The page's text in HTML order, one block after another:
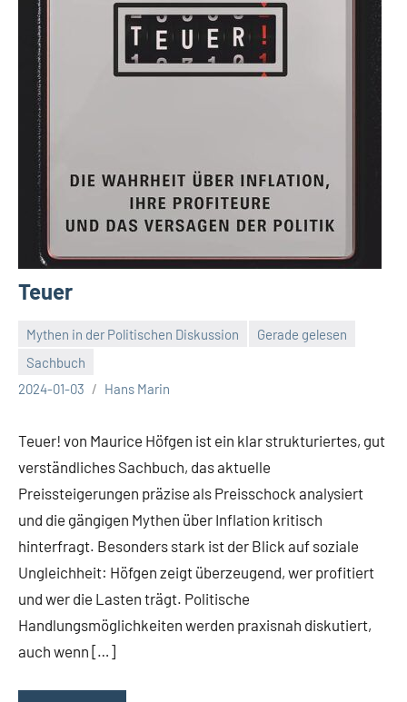
Teuer
Mythen in der Politischen Diskussion
Gerade gelesen
Sachbuch
2024-01-03
Hans Marin
Teuer! von Maurice Höfgen ist ein klar strukturiertes, gut
verständliches Sachbuch, das aktuelle
Preissteigerungen präzise als Preisschock analysiert
und die gängigen Mythen über Inflation kritisch
hinterfragt. Besonders stark ist der Blick auf soziale
Ungleichheit: Höfgen zeigt überzeugend, wer profitiert
und wer die Lasten trägt. Politische
Handlungsmöglichkeiten werden praxisnah diskutiert,
auch wenn […]